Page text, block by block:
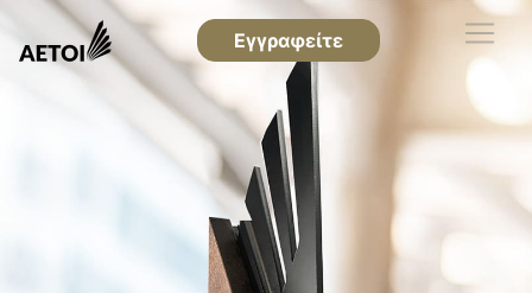
Εγγραφείτε